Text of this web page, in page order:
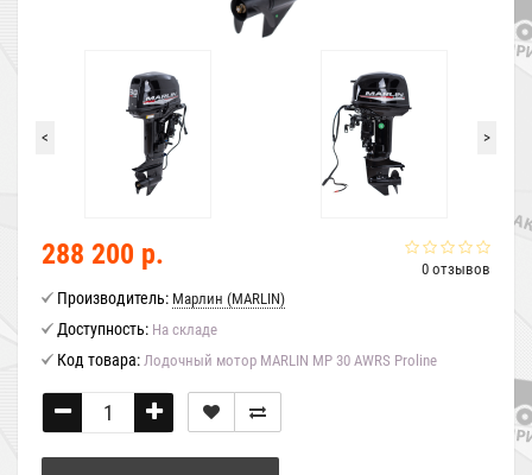
< >
0 отзывов
288 200 р.
Производитель: Марлин (MARLIN)
Доступность: На складе
Код товара: Лодочный мотор MARLIN MP 30 AWRS Proline